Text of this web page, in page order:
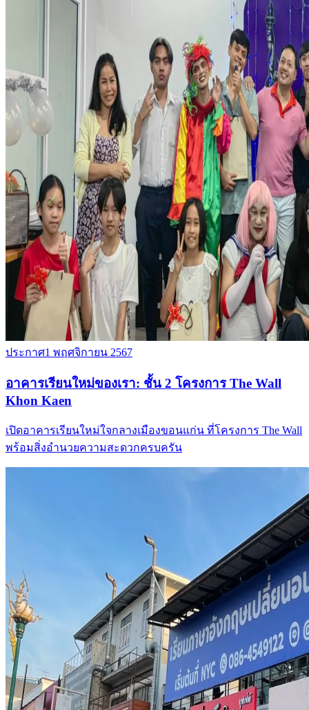
ประกาศ1 พฤศจิกายน 2567
อาคารเรียนใหม่ของเรา: ชั้น 2 โครงการ The Wall
Khon Kaen
เปิดอาคารเรียนใหม่ใจกลางเมืองขอนแก่น ที่โครงการ The Wall
พร้อมสิ่งอำนวยความสะดวกครบครัน